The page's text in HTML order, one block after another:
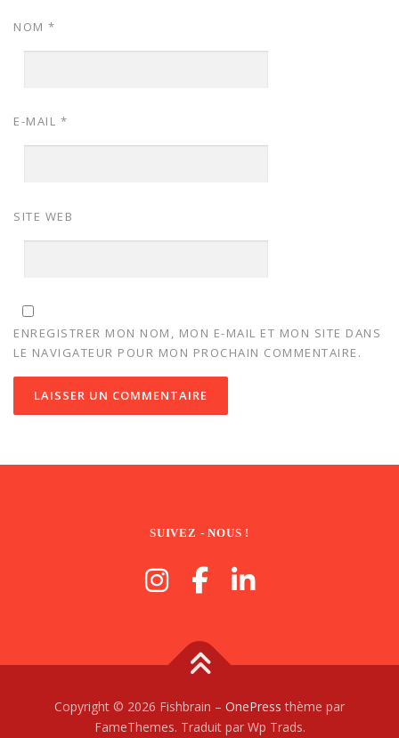
NOM *
E-MAIL *
SITE WEB
ENREGISTRER MON NOM, MON E-MAIL ET MON SITE DANS
LE NAVIGATEUR POUR MON PROCHAIN COMMENTAIRE.
SUIVEZ - NOUS !
Copyright © 2026 Fishbrain – OnePress thème par
FameThemes. Traduit par Wp Trads.